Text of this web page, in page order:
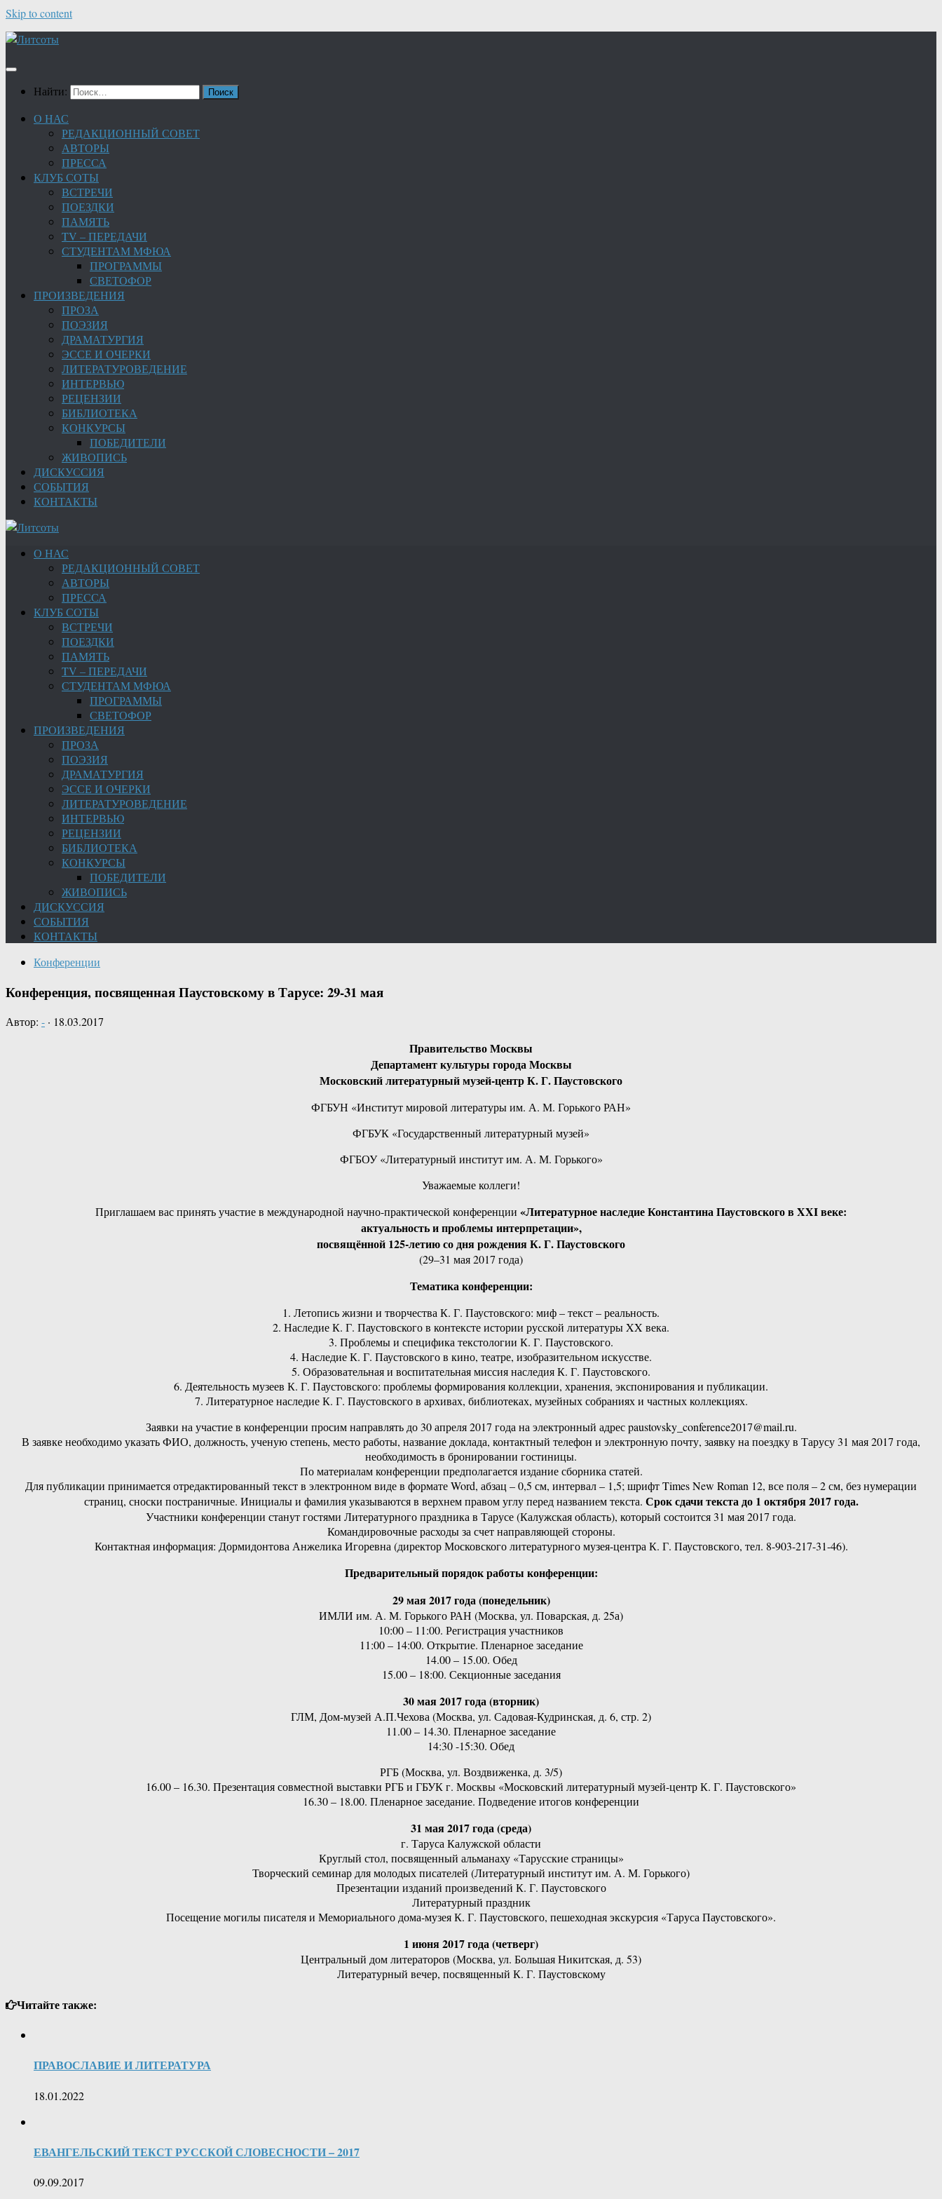
Skip to content
Найти:
О НАС
РЕДАКЦИОННЫЙ СОВЕТ
АВТОРЫ
ПРЕССА
КЛУБ СОТЫ
ВСТРЕЧИ
ПОЕЗДКИ
ПАМЯТЬ
TV – ПЕРЕДАЧИ
СТУДЕНТАМ МФЮА
ПРОГРАММЫ
СВЕТОФОР
ПРОИЗВЕДЕНИЯ
ПРОЗА
ПОЭЗИЯ
ДРАМАТУРГИЯ
ЭССЕ И ОЧЕРКИ
ЛИТЕРАТУРОВЕДЕНИЕ
ИНТЕРВЬЮ
РЕЦЕНЗИИ
БИБЛИОТЕКА
КОНКУРСЫ
ПОБЕДИТЕЛИ
ЖИВОПИСЬ
ДИСКУССИЯ
СОБЫТИЯ
КОНТАКТЫ
О НАС
РЕДАКЦИОННЫЙ СОВЕТ
АВТОРЫ
ПРЕССА
КЛУБ СОТЫ
ВСТРЕЧИ
ПОЕЗДКИ
ПАМЯТЬ
TV – ПЕРЕДАЧИ
СТУДЕНТАМ МФЮА
ПРОГРАММЫ
СВЕТОФОР
ПРОИЗВЕДЕНИЯ
ПРОЗА
ПОЭЗИЯ
ДРАМАТУРГИЯ
ЭССЕ И ОЧЕРКИ
ЛИТЕРАТУРОВЕДЕНИЕ
ИНТЕРВЬЮ
РЕЦЕНЗИИ
БИБЛИОТЕКА
КОНКУРСЫ
ПОБЕДИТЕЛИ
ЖИВОПИСЬ
ДИСКУССИЯ
СОБЫТИЯ
КОНТАКТЫ
Конференции
Конференция, посвященная Паустовскому в Тарусе: 29-31 мая
Автор: - · 18.03.2017
Правительство Москвы
Департамент культуры города Москвы
Московский литературный музей-центр К. Г. Паустовского
ФГБУН «Институт мировой литературы им. А. М. Горького РАН»
ФГБУК «Государственный литературный музей»
ФГБОУ «Литературный институт им. А. М. Горького»
Уважаемые коллеги!
Приглашаем вас принять участие в международной научно-практической конференции «Литературное наследие Константина Паустовского в XXI веке:
актуальность и проблемы интерпретации»,
посвящённой 125-летию со дня рождения К. Г. Паустовского
(29–31 мая 2017 года)
Тематика конференции:
1. Летопись жизни и творчества К. Г. Паустовского: миф – текст – реальность.
2. Наследие К. Г. Паустовского в контексте истории русской литературы XX века.
3. Проблемы и специфика текстологии К. Г. Паустовского.
4. Наследие К. Г. Паустовского в кино, театре, изобразительном искусстве.
5. Образовательная и воспитательная миссия наследия К. Г. Паустовского.
6. Деятельность музеев К. Г. Паустовского: проблемы формирования коллекции, хранения, экспонирования и публикации.
7. Литературное наследие К. Г. Паустовского в архивах, библиотеках, музейных собраниях и частных коллекциях.
Заявки на участие в конференции просим направлять до 30 апреля 2017 года на электронный адрес paustovsky_conference2017@mail.ru.
В заявке необходимо указать ФИО, должность, ученую степень, место работы, название доклада, контактный телефон и электронную почту, заявку на поездку в Тарусу 31 мая 2017 года,
необходимость в бронировании гостиницы.
По материалам конференции предполагается издание сборника статей.
Для публикации принимается отредактированный текст в электронном виде в формате Word, абзац – 0,5 см, интервал – 1,5; шрифт Times New Roman 12, все поля – 2 см, без нумерации
страниц, сноски постраничные. Инициалы и фамилия указываются в верхнем правом углу перед названием текста. Срок сдачи текста до 1 октября 2017 года.
Участники конференции станут гостями Литературного праздника в Тарусе (Калужская область), который состоится 31 мая 2017 года.
Командировочные расходы за счет направляющей стороны.
Контактная информация: Дормидонтова Анжелика Игоревна (директор Московского литературного музея-центра К. Г. Паустовского, тел. 8-903-217-31-46).
Предварительный порядок работы конференции:
29 мая 2017 года (понедельник)
ИМЛИ им. А. М. Горького РАН (Москва, ул. Поварская, д. 25а)
10:00 – 11:00. Регистрация участников
11:00 – 14:00. Открытие. Пленарное заседание
14.00 – 15.00. Обед
15.00 – 18:00. Секционные заседания
30 мая 2017 года (вторник)
ГЛМ, Дом-музей А.П.Чехова (Москва, ул. Садовая-Кудринская, д. 6, стр. 2)
11.00 – 14.30. Пленарное заседание
14:30 -15:30. Обед
РГБ (Москва, ул. Воздвиженка, д. 3/5)
16.00 – 16.30. Презентация совместной выставки РГБ и ГБУК г. Москвы «Московский литературный музей-центр К. Г. Паустовского»
16.30 – 18.00. Пленарное заседание. Подведение итогов конференции
31 мая 2017 года (среда)
г. Таруса Калужской области
Круглый стол, посвященный альманаху «Тарусские страницы»
Творческий семинар для молодых писателей (Литературный институт им. А. М. Горького)
Презентации изданий произведений К. Г. Паустовского
Литературный праздник
Посещение могилы писателя и Мемориального дома-музея К. Г. Паустовского, пешеходная экскурсия «Таруса Паустовского».
1 июня 2017 года (четверг)
Центральный дом литераторов (Москва, ул. Большая Никитская, д. 53)
Литературный вечер, посвященный К. Г. Паустовскому
Читайте также:
ПРАВОСЛАВИЕ И ЛИТЕРАТУРА
18.01.2022
ЕВАНГЕЛЬСКИЙ ТЕКСТ РУССКОЙ СЛОВЕСНОСТИ – 2017
09.09.2017